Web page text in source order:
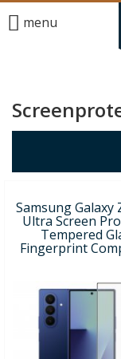
menu
Samsung Galaxy
Ultra Screen
Tempered
Fingerprint